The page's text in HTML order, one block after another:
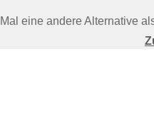
Mal eine andere Alternative